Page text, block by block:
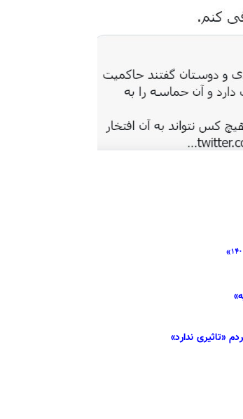
«تاثیری ندارد»